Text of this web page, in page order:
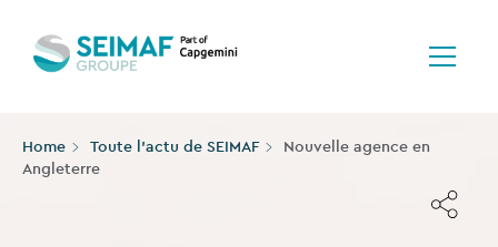
Home Toute l’actu de SEIMAF
Nouvelle agence en
Angleterre